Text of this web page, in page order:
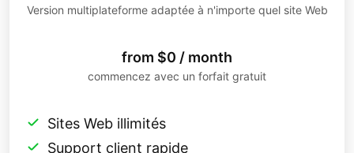
Version multiplateforme adaptée à n'importe quel site Web
from $0 / month
commencez avec un forfait gratuit
Sites Web illimités
Support client rapide